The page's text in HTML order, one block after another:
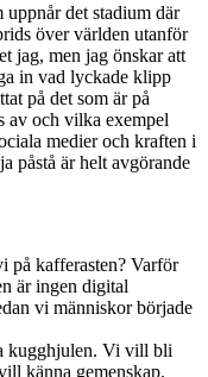
det stadium där
över världen utanför
jag, men jag önskar att
in vad lyckade klipp
på det som är på
av och vilka exempel
medier och kraften i
påstå är helt avgörande
på kafferasten? Varför
är ingen digital
vi människor började
kugghjulen. Vi vill bli
känna gemenskap.